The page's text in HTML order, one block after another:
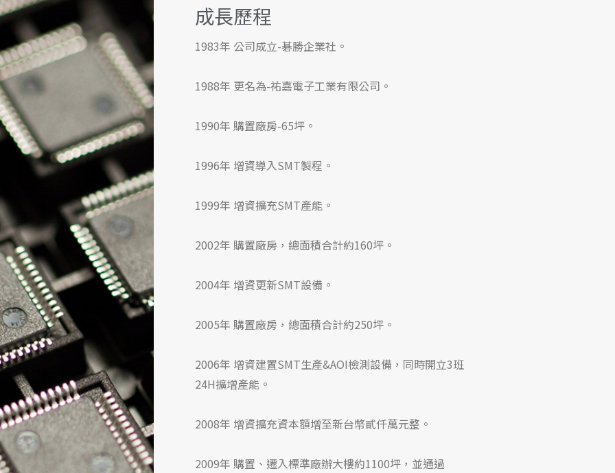
成長歷程
1983年 公司成立-碁勝企業社。
1988年 更名為-祐嘉電子工業有限公司。
1990年 購置廠房-65坪。
1996年 增資導入SMT製程。
1999年 增資擴充SMT產能。
2002年 購置廠房，總面積合計約160坪。
2004年 增資更新SMT設備。
2005年 購置廠房，總面積合計約250坪。
2006年 增資建置SMT生產&AOI檢測設備，同時開立3班
24H擴增產能。
2008年 增資擴充資本額增至新台幣貳仟萬元整。
2009年 購置、遷入標準廠辦大樓約1100坪，並通過